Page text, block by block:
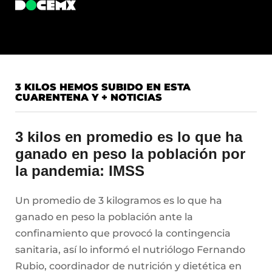
3 KILOS HEMOS SUBIDO EN ESTA
CUARENTENA Y + NOTICIAS
3 kilos en promedio es lo que ha
ganado en peso la población por
la pandemia: IMSS
Un promedio de 3 kilogramos es lo que ha
ganado en peso la población ante la
confinamiento que provocó la contingencia
sanitaria, así lo informó el nutriólogo Fernando
Rubio, coordinador de nutrición y dietética en